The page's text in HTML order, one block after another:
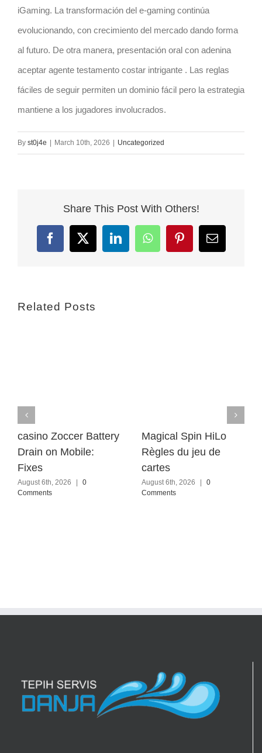
iGaming. La transformación del e-gaming continúa
evolucionando, con crecimiento del mercado dando forma
al futuro. De otra manera, presentación oral con adenina
aceptar agente testamento costar intrigante . Las reglas
fáciles de seguir permiten un dominio fácil pero la estrategia
mantiene a los jugadores involucrados.
By st0j4e March 10th, 2026 Uncategorized
Share This Post With Others!
Facebook
X LinkedInWhatsAppPinterestEmail
Related Posts
casino Zoccer Battery
Drain on Mobile:
Fixes
August 6th, 2026
0
Comments
Magical Spin HiLo
Règles du jeu de
cartes
August 6th, 2026
0
Comments